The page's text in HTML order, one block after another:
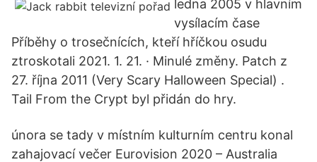
ledna 2005 v hlavním
vysílacím čase
Příběhy o trosečnících, kteří hříčkou osudu
ztroskotali 2021. 1. 21. · Minulé změny. Patch z
27. října 2011 (Very Scary Halloween Special) .
Tail From the Crypt byl přidán do hry.
února se tady v místním kulturním centru konal
zahajovací večer Eurovision 2020 – Australia